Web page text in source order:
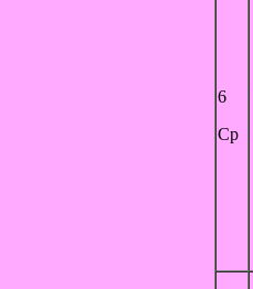
6
Ср